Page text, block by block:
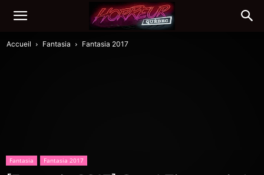
Accueil Fantasia Fantasia 2017
Fantasia Fantasia 2017